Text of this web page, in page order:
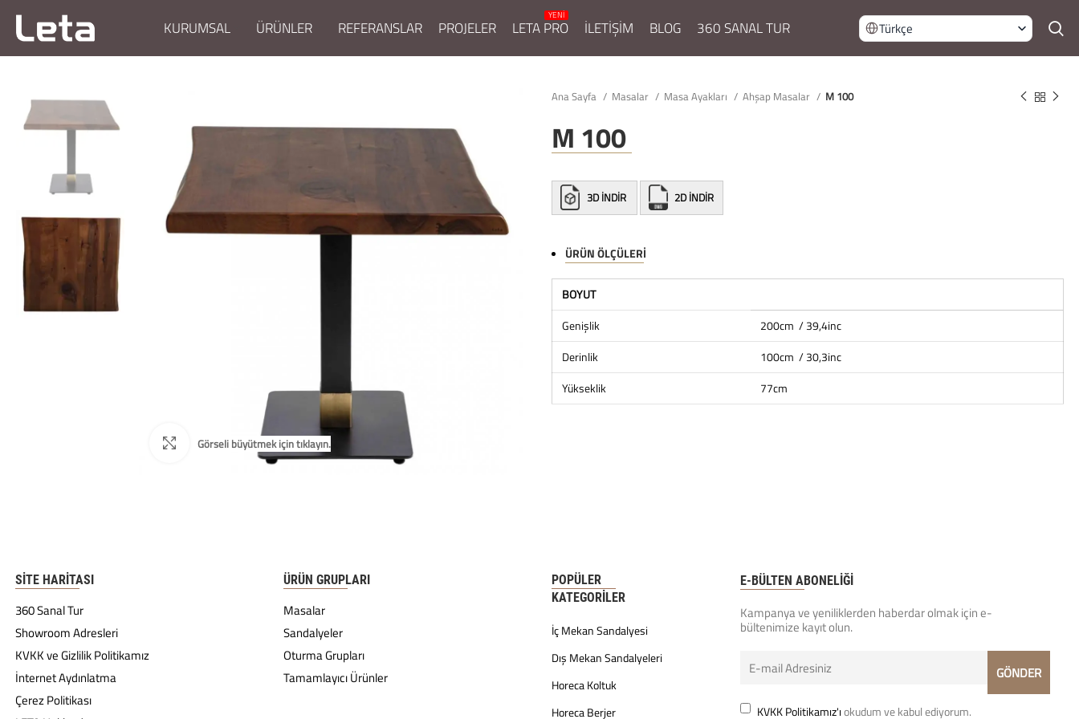
KURUMSAL ÜRÜNLER REFERANSLAR PROJELER LETA PRO İLETİŞİM BLOG 360 SANAL TUR Türkçe
Ana Sayfa Masalar Masa Ayakları Ahşap Masalar M 100
M 100
3D İNDİR 2D İNDİR
ÜRÜN ÖLÇÜLERI
BOYUT
Genişlik
200cm / 39,4inc
Derinlik
100cm / 30,3inc
Yükseklik
77cm
SITE HARITASI
360 Sanal Tur
Showroom Adresleri
KVKK ve Gizlilik Politikamız
İnternet Aydınlatma
Çerez Politikası
ÜRÜN GRUPLARI
Masalar
Sandalyeler
Oturma Grupları
Tamamlayıcı Ürünler
POPÜLER
KATEGORILER
İç Mekan Sandalyesi
Dış Mekan Sandalyeleri
Horeca Koltuk
Horeca Berjer
E-BÜLTEN ABONELİĞİ
Kampanya ve yeniliklerden haberdar olmak için e-
bültenimize kayıt olun.
KVKK Politikamız'ıokudum ve kabul ediyorum.